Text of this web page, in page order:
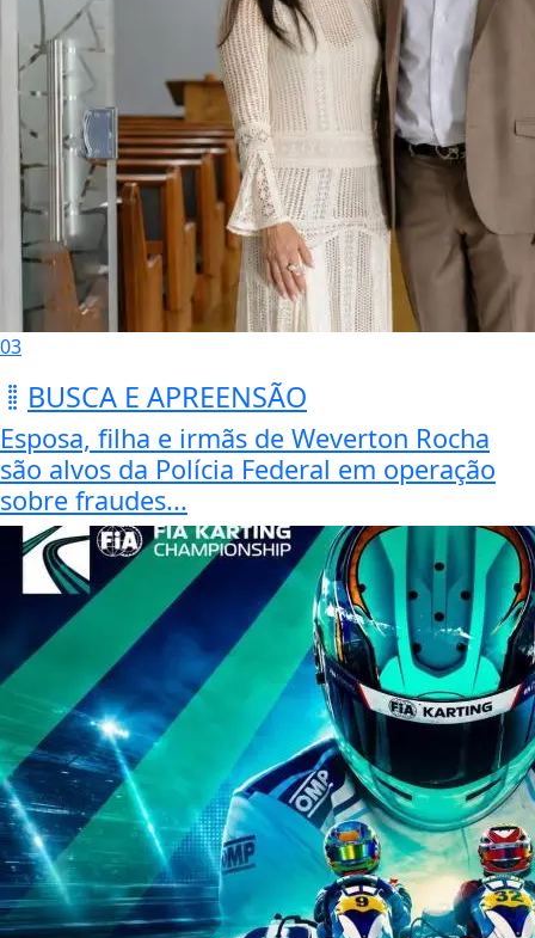
03
BUSCA E APREENSÃO
Esposa, filha e irmãs de Weverton Rocha
são alvos da Polícia Federal em operação
sobre fraudes...